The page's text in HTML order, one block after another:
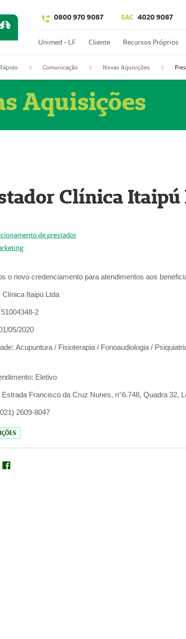
0800 970 9087 SAC 4020 9087
Unimed - LF Cliente Recursos Próprios
Comunicação Novas Aquisições
Aquisições
Clínica
de prestador
o novo credenciamento para atendimentos aos
Clínica Itaipú Ltda
51004348-2
05/2020
Acupuntura / Fisioterapia / Fonoaudiologia /
Eletivo
Estrada Francisco da Cruz Nunes, n°6.748, Quadra 32,
2609-8047